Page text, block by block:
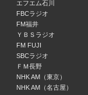
ニュース 正午のＮＨ
12:00 ～ 12:10
ニュース（関東甲信越）
12:10 ～ 12:15
エフエム石川
FBCラジオ
FM福井
ＹＢＳラジオ
FM FUJI
SBCラジオ
ＦＭ長野
NHK AM（東京）
NHK AM（名古屋）